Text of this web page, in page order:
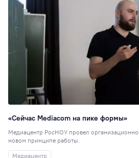
«Сейчас Mediacom на пике формы»
Медиацентр РосНОУ провел
новом принципе работы.
Медиацентр